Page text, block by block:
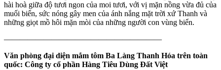
hài hoà giữa độ tươi ngon của moi tươi, với vị mặn nồng vừa đủ của
muối biển, sức nóng gây men của ánh nắng mặt trời xứ Thanh và
những giọt mồ hôi mặn mòi của những người con vùng biển.
————————————————————
Văn phòng đại diện mắm tôm Ba Làng Thanh Hóa trên toàn
quốc: Công ty cổ phần Hàng Tiêu Dùng Đất Việt